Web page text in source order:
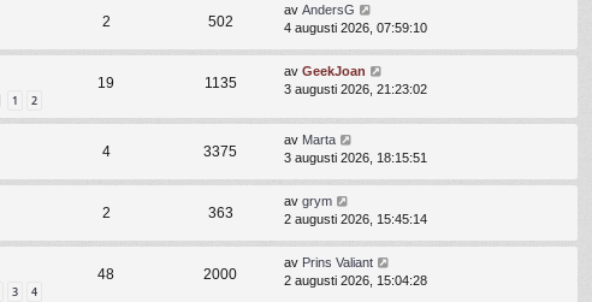
2 502
av AndersG
4 augusti 2026, 07:59:10
1 2
19 1135
av GeekJoan
3 augusti 2026, 21:23:02
4 3375
av Marta
3 augusti 2026, 18:15:51
2 363
av grym
2 augusti 2026, 15:45:14
3 4
48 2000
av Prins Valiant
2 augusti 2026, 15:04:28